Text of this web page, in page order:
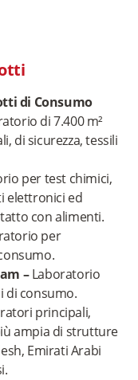
di Consumo
di 7.400 m²
di sicurezza, tessili
per test chimici,
elettronici ed
con alimenti.
per
–Laboratorio
di consumo.
principali,
ampia di strutture
Emirati Arabi